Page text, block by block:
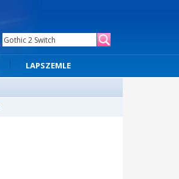
LAPSZEMLE